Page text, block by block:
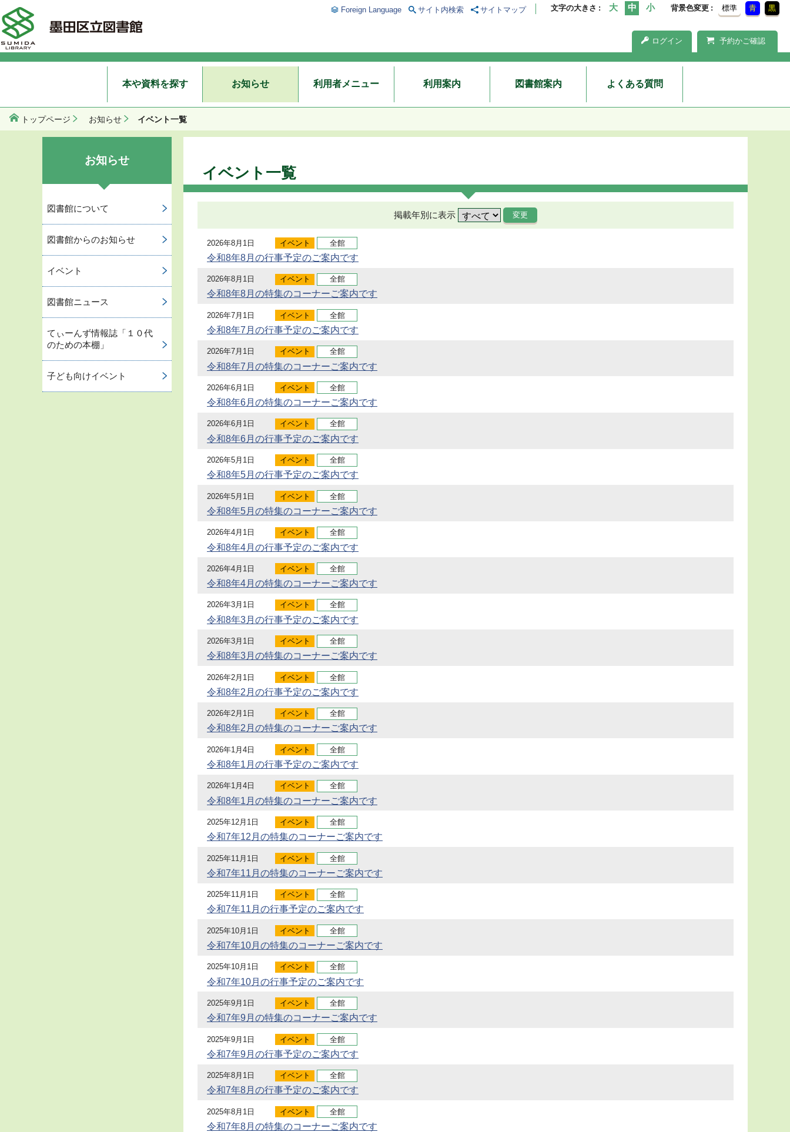
文字の大きさ 背景色変更 標準 青 黒
ログイン 予約かご確認
Foreign Language サイト内検索 サイトマップ
本や資料を探す お知らせ 利用者メニュー 利用案内 図書館案内 よくある質問
トップページ お知らせ イベント一覧
イベント一覧
掲載年別に表示
2026年8月1日 イベント 全館
令和8年8月の行事予定のご案内です
2026年8月1日 イベント 全館
令和8年8月の特集のコーナーご案内です
2026年7月1日 イベント 全館
令和8年7月の行事予定のご案内です
2026年7月1日 イベント 全館
令和8年7月の特集のコーナーご案内です
2026年6月1日 イベント 全館
令和8年6月の特集のコーナーご案内です
2026年6月1日 イベント 全館
令和8年6月の行事予定のご案内です
2026年5月1日 イベント 全館
令和8年5月の行事予定のご案内です
2026年5月1日 イベント 全館
令和8年5月の特集のコーナーご案内です
2026年4月1日 イベント 全館
令和8年4月の行事予定のご案内です
2026年4月1日 イベント 全館
令和8年4月の特集のコーナーご案内です
2026年3月1日 イベント 全館
令和8年3月の行事予定のご案内です
2026年3月1日 イベント 全館
令和8年3月の特集のコーナーご案内です
2026年2月1日 イベント 全館
令和8年2月の行事予定のご案内です
2026年2月1日 イベント 全館
令和8年2月の特集のコーナーご案内です
2026年1月4日 イベント 全館
令和8年1月の行事予定のご案内です
2026年1月4日 イベント 全館
令和8年1月の特集のコーナーご案内です
2025年12月1日 イベント 全館
令和7年12月の特集のコーナーご案内です
2025年11月1日 イベント 全館
令和7年11月の特集のコーナーご案内です
2025年11月1日 イベント 全館
令和7年11月の行事予定のご案内です
2025年10月1日 イベント 全館
令和7年10月の特集のコーナーご案内です
2025年10月1日 イベント 全館
令和7年10月の行事予定のご案内です
2025年9月1日 イベント 全館
令和7年9月の特集のコーナーご案内です
2025年9月1日 イベント 全館
令和7年9月の行事予定のご案内です
2025年8月1日 イベント 全館
令和7年8月の行事予定のご案内です
2025年8月1日 イベント 全館
令和7年8月の特集のコーナーご案内です
お知らせ
図書館について
図書館からのお知らせ
イベント
図書館ニュース
てぃーんず情報誌「１０代
のための本棚」
子ども向けイベント